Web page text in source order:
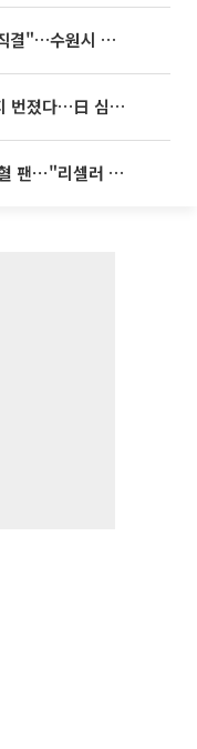
이재준 시장 "정전, 시민안전과 직결"…수원시 비상대응체계 가동
축구협회 '성 접대 의혹' 일본까지 번졌다…日 심판 실명 공개
'차쥐뿔' 이준영, 포켓몬 카드 열혈 팬⋯"리셀러 처단할 것"